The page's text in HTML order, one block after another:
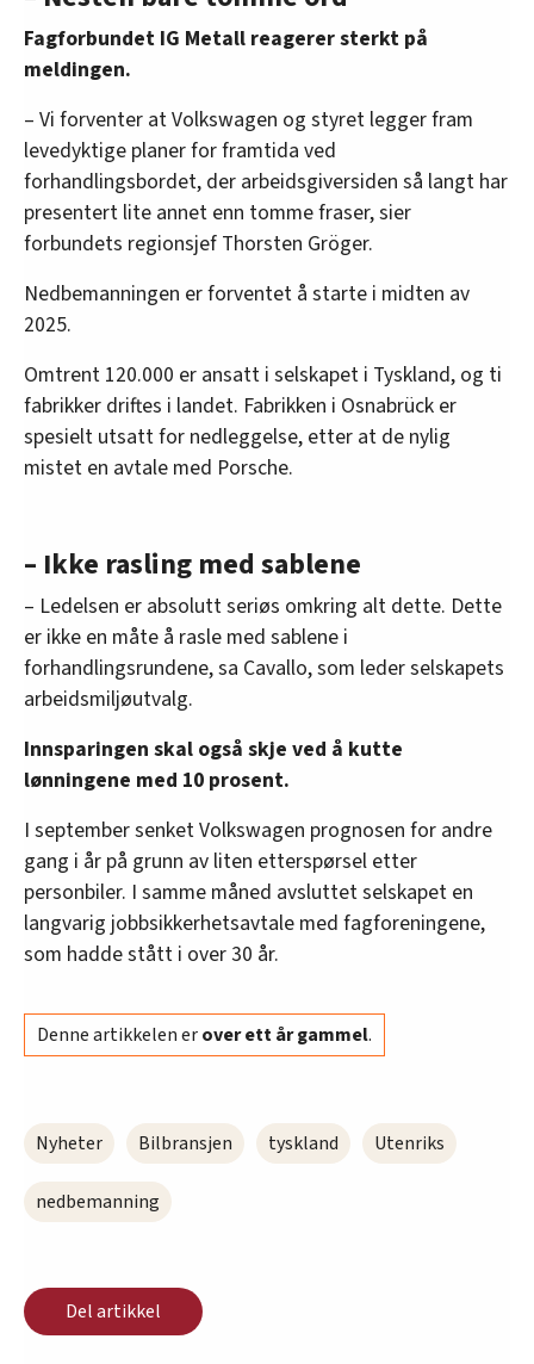
Fagforbundet IG Metall reagerer sterkt på
meldingen.
– Vi forventer at Volkswagen og styret legger fram
levedyktige planer for framtida ved
forhandlingsbordet, der arbeidsgiversiden så langt har
presentert lite annet enn tomme fraser, sier
forbundets regionsjef Thorsten Gröger.
Nedbemanningen er forventet å starte i midten av
2025.
Omtrent 120.000 er ansatt i selskapet i Tyskland, og ti
fabrikker driftes i landet. Fabrikken i Osnabrück er
spesielt utsatt for nedleggelse, etter at de nylig
mistet en avtale med Porsche.
– Ikke rasling med sablene
– Ledelsen er absolutt seriøs omkring alt dette. Dette
er ikke en måte å rasle med sablene i
forhandlingsrundene, sa Cavallo, som leder selskapets
arbeidsmiljøutvalg.
Innsparingen skal også skje ved å kutte
lønningene med 10 prosent.
I september senket Volkswagen prognosen for andre
gang i år på grunn av liten etterspørsel etter
personbiler. I samme måned avsluttet selskapet en
langvarig jobbsikkerhetsavtale med fagforeningene,
som hadde stått i over 30 år.
Denne artikkelen erover ett år gammel.
Nyheter Bilbransjen tyskland Utenriks
nedbemanning
Del artikkel